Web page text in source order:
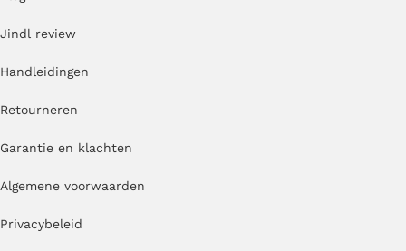
Jindl review
Handleidingen
Retourneren
Garantie en klachten
Algemene voorwaarden
Privacybeleid